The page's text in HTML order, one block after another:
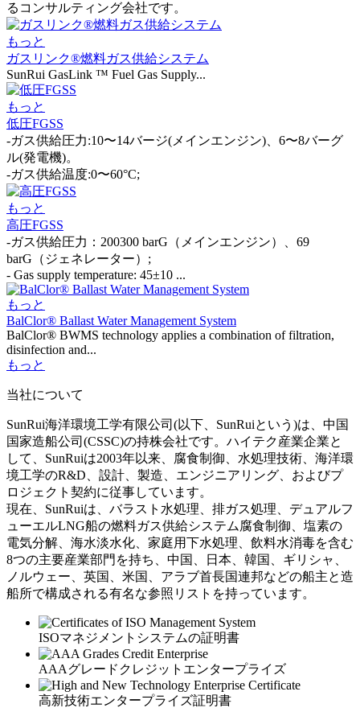
るコンサルティング会社です。
もっと
ガスリンク®燃料ガス供給システム
SunRui GasLink ™ Fuel Gas Supply...
もっと
低圧FGSS
-ガス供給圧力:10〜14バージ(メインエンジン)、6〜8バーグ
ル(発電機)。
-ガス供給温度:0〜60°C;
もっと
高圧FGSS
-ガス供給圧力：200300 barG（メインエンジン）、69
barG（ジェネレーター）;
- Gas supply temperature: 45±10 ...
もっと
BalClor® Ballast Water Management System
BalClor® BWMS technology applies a combination of filtration,
disinfection and...
もっと
当社について
SunRui海洋環境工学有限公司(以下、SunRuiという)は、中国
国家造船公司(CSSC)の持株会社です。ハイテク産業企業と
して、SunRuiは2003年以来、腐食制御、水処理技術、海洋環
境工学のR&D、設計、製造、エンジニアリング、およびプ
ロジェクト契約に従事しています。
現在、SunRuiは、バラスト水処理、排ガス処理、デュアルフ
ューエルLNG船の燃料ガス供給システム腐食制御、塩素の
電気分解、海水淡水化、家庭用下水処理、飲料水消毒を含む
8つの主要産業部門を持ち、中国、日本、韓国、ギリシャ、
ノルウェー、英国、米国、アラブ首長国連邦などの船主と造
船所で構成される有名な参照リストを持っています。
ISOマネジメントシステムの証明書
AAAグレードクレジットエンタープライズ
高新技術エンタープライズ証明書